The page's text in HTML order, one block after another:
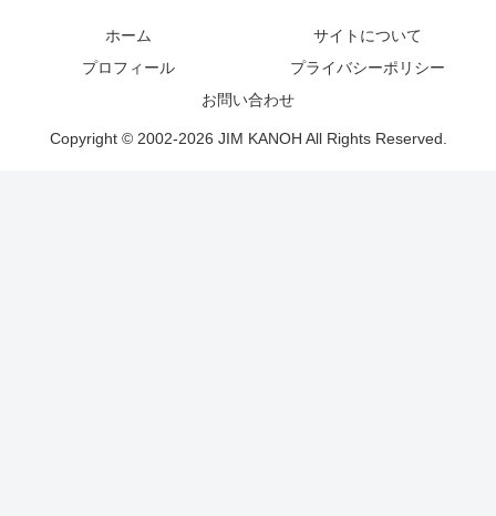
ホーム
サイトについて
プロフィール
プライバシーポリシー
お問い合わせ
Copyright © 2002-2026 JIM KANOH All Rights Reserved.